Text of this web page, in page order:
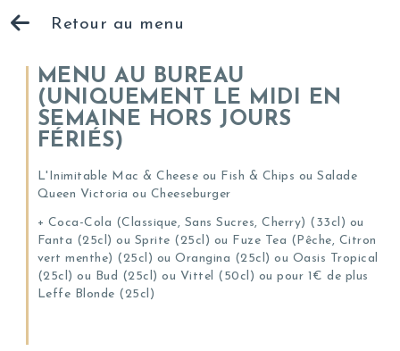
Retour au menu
MENU AU BUREAU
(UNIQUEMENT LE MIDI EN
SEMAINE HORS JOURS
FÉRIÉS)
L'Inimitable Mac & Cheese ou Fish & Chips ou Salade
Queen Victoria ou Cheeseburger
+ Coca-Cola (Classique, Sans Sucres, Cherry) (33cl) ou
Fanta (25cl) ou Sprite (25cl) ou Fuze Tea (Pêche, Citron
vert menthe) (25cl) ou Orangina (25cl) ou Oasis Tropical
(25cl) ou Bud (25cl) ou Vittel (50cl) ou pour 1€ de plus
Leffe Blonde (25cl)